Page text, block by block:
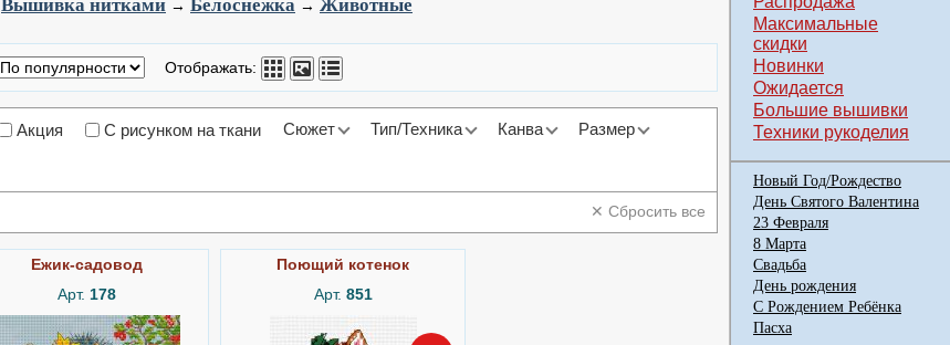
Вышивка нитками → Белоснежка → Животные
Отображать:
Акция С рисунком на ткани Сюжет Тип/Техника Канва Размер
✕ Сбросить все
Ёжик-садовод
Арт. 178
Поющий котенок
Арт. 851
Максимальные
скидки
Новинки
Ожидается
Большие вышивки
Техники рукоделия
Новый Год/Рождество
День Святого Валентина
23 Февраля
8 Марта
Свадьба
День рождения
С Рождением Ребёнка
Пасха